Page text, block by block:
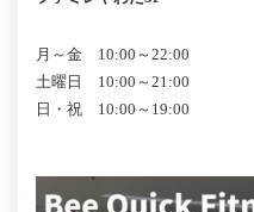
月～金 10:00～22:00
土曜日 10:00～21:00
日・祝 10:00～19:00